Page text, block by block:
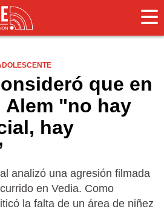
que en
Alem "no hay
hay
analizó una agresión filmada
en Vedia. Como
la falta de un área de niñez